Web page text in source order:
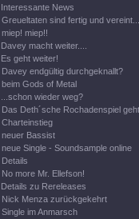
Interessante News
Greueltaten sind fertig und vereint...
miep! miep!!
Davey macht weiter....
Es geht weiter!
Davey endgültig durchgeknallt?
beim Gods of Metal
...schon wieder weg?
Das Deth´sche Rochadenspiel
Charteinstieg
neuer Bassist
neue Single - Soundsample online
Details
No more Mr. Ellefson!
Details zu Rereleases
Nick Menza zurückgekehrt
Single im Anmarsch